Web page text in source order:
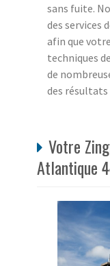
sans fuite.
des services
afin que
techniques
de
des
Votre
Atlantique